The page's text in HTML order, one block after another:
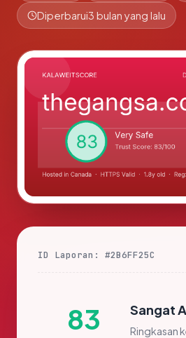
Diperbarui3 bulan yang lalu
ID Laporan: #2B6FF25C
83 Sangat
Ringkasan